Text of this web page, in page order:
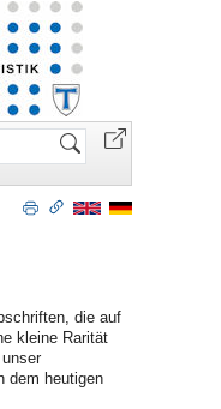
die auf
kleine Rarität
dem heutigen